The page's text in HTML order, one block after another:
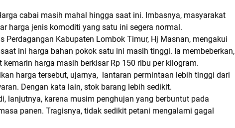
cabai masih mahal hingga saat ini. Imbasnya, masyarakat
harga jenis komoditi yang satu ini segera normal.
Perdagangan Kabupaten Lombok Timur, Hj Masnan, mengakui
ini harga bahan pokok satu ini masih tinggi. Ia membeberkan,
kemarin harga masih berkisar Rp 150 ribu per kilogram.
harga tersebut, ujarnya, lantaran permintaan lebih tinggi dari
Dengan kata lain, stok barang lebih sedikit.
lanjutnya, karena musim penghujan yang berbuntut pada
panen. Tragisnya, tidak sedikit petani mengalami gagal